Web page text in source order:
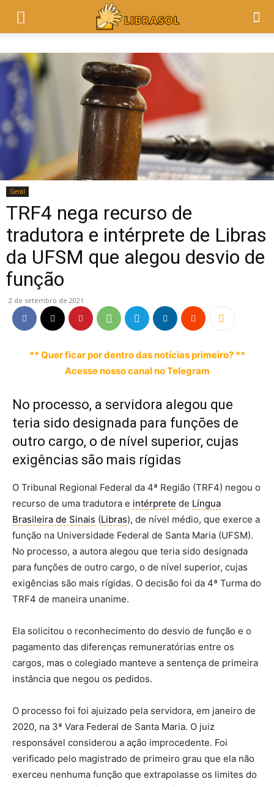
Geral
TRF4 nega recurso de
tradutora e intérprete de Libras
da UFSM que alegou desvio de
função
2 de setembro de 2021
** Quer ficar por dentro das notícias primeiro? **
Acesse nosso canal no Telegram
No processo, a servidora alegou que
teria sido designada para funções de
outro cargo, o de nível superior, cujas
exigências são mais rígidas
O Tribunal Regional Federal da 4ª Região (TRF4) negou o
recurso de uma tradutora e intérprete de Língua
Brasileira de Sinais (Libras), de nível médio, que exerce a
função na Universidade Federal de Santa Maria (UFSM).
No processo, a autora alegou que teria sido designada
para funções de outro cargo, o de nível superior, cujas
exigências são mais rígidas. O decisão foi da 4ª Turma do
TRF4 de maneira unanime.
Ela solicitou o reconhecimento do desvio de função e o
pagamento das diferenças remuneratórias entre os
cargos, mas o colegiado manteve a sentença de primeira
instância que negou os pedidos.
O processo foi foi ajuizado pela servidora, em janeiro de
2020, na 3ª Vara Federal de Santa Maria. O juiz
responsável considerou a ação improcedente. Foi
verificado pelo magistrado de primeiro grau que ela não
exerceu nenhuma função que extrapolasse os limites do